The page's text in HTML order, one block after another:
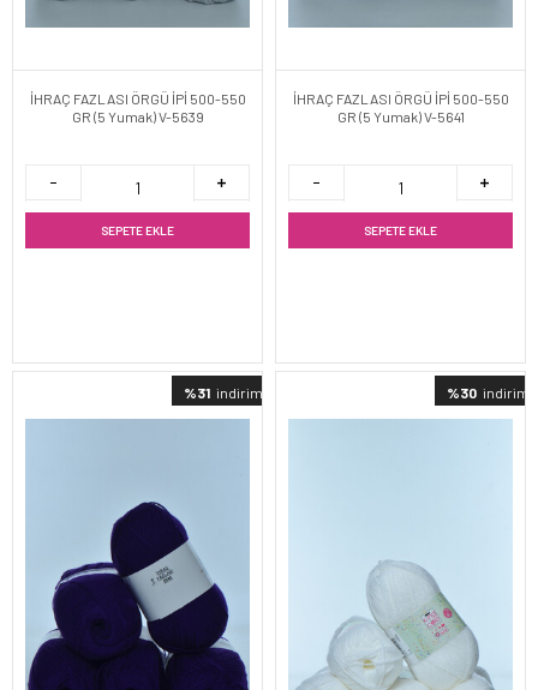
İHRAÇ FAZLASI ÖRGÜ İPİ 500-550
GR (5 Yumak) V-5639
SEPETE EKLE
İHRAÇ FAZLASI ÖRGÜ İPİ 500-550
GR (5 Yumak) V-5641
SEPETE EKLE
%31 indirimli %30 indirimli